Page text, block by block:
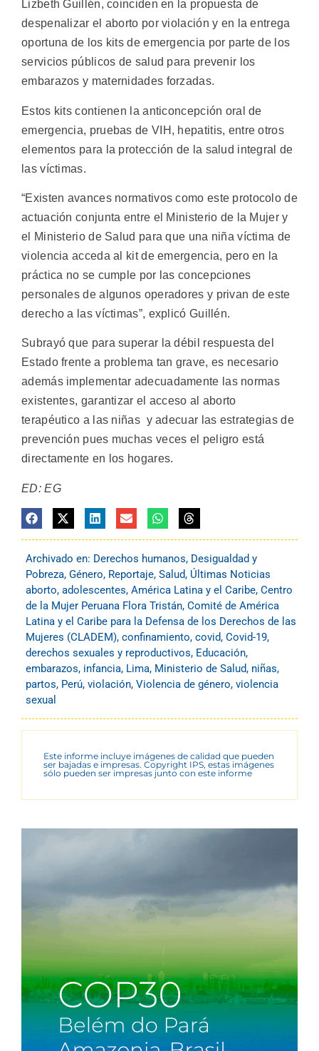
Lizbeth Guillén, coinciden en la propuesta de
despenalizar el aborto por violación y en la entrega
oportuna de los kits de emergencia por parte de los
servicios públicos de salud para prevenir los
embarazos y maternidades forzadas.
Estos kits contienen la anticoncepción oral de
emergencia, pruebas de VIH, hepatitis, entre otros
elementos para la protección de la salud integral de
las víctimas.
“Existen avances normativos como este protocolo de
actuación conjunta entre el Ministerio de la Mujer y
el Ministerio de Salud para que una niña víctima de
violencia acceda al kit de emergencia, pero en la
práctica no se cumple por las concepciones
personales de algunos operadores y privan de este
derecho a las víctimas”, explicó Guillén.
Subrayó que para superar la débil respuesta del
Estado frente a problema tan grave, es necesario
además implementar adecuadamente las normas
existentes, garantizar el acceso al aborto
terapéutico a las niñas y adecuar las estrategias de
prevención pues muchas veces el peligro está
directamente en los hogares.
ED: EG
Archivado en: Derechos humanos, Desigualdad y
Pobreza, Género, Reportaje, Salud, Últimas Noticias
aborto, adolescentes, América Latina y el Caribe, Centro
de la Mujer Peruana Flora Tristán, Comité de América
Latina y el Caribe para la Defensa de los Derechos de las
Mujeres (CLADEM), confinamiento, covid, Covid-19,
derechos sexuales y reproductivos, Educación,
embarazos, infancia, Lima, Ministerio de Salud, niñas,
partos, Perú, violación, Violencia de género, violencia
sexual
Este informe incluye imágenes de calidad que pueden
ser bajadas e impresas. Copyright IPS, estas imágenes
sólo pueden ser impresas junto con este informe